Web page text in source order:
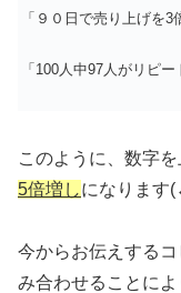
「９０日で売り上げを3
「100人中97人がリピ
このように、数字
5倍増しになります
今からお伝えする
み合わせることによ